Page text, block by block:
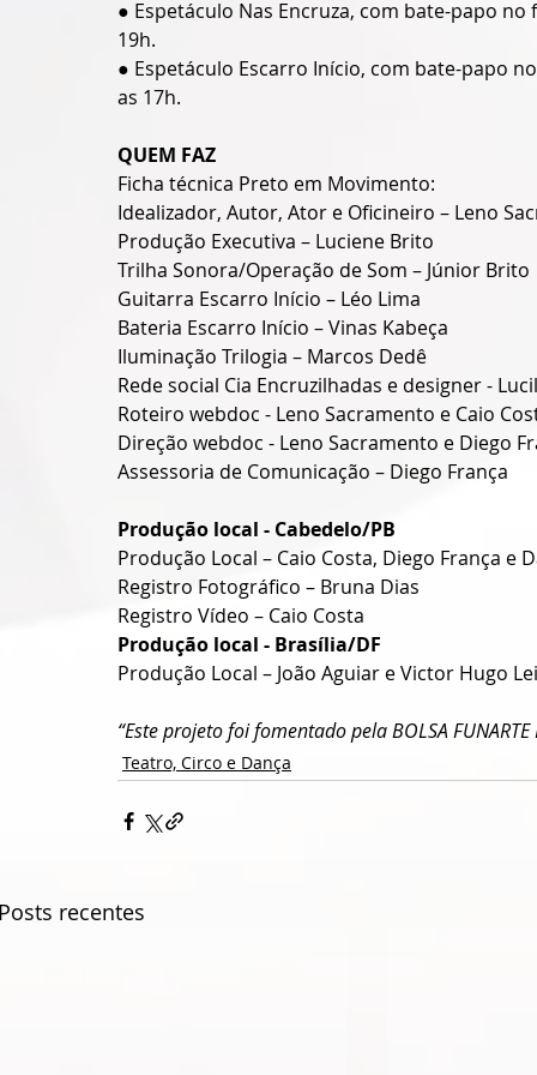
● Espetáculo Nas Encruza, com bate-papo
19h.
● Espetáculo Escarro Início, com bate-papo
as 17h.
QUEM FAZ
Ficha técnica Preto em Movimento:
Idealizador, Autor, Ator e Oficineiro – Leno
Produção Executiva – Luciene Brito
Trilha Sonora/Operação de Som – Júnior Brito
Guitarra Escarro Início – Léo Lima
Bateria Escarro Início – Vinas Kabeça
Iluminação Trilogia – Marcos Dedê
Rede social Cia Encruzilhadas e designer -
Roteiro webdoc - Leno Sacramento e Caio
Direção webdoc - Leno Sacramento e Diego
Assessoria de Comunicação – Diego França
Produção local - Cabedelo/PB
Produção Local – Caio Costa, Diego França e
Registro Fotográfico – Bruna Dias
Registro Vídeo – Caio Costa
Produção local - Brasília/DF
Produção Local – João Aguiar e Victor Hugo
“Este projeto foi fomentado pela BOLSA FUNARTE
Teatro, Circo e Dança
recentes